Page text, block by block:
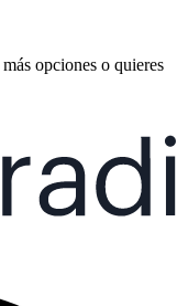
opciones o quieres